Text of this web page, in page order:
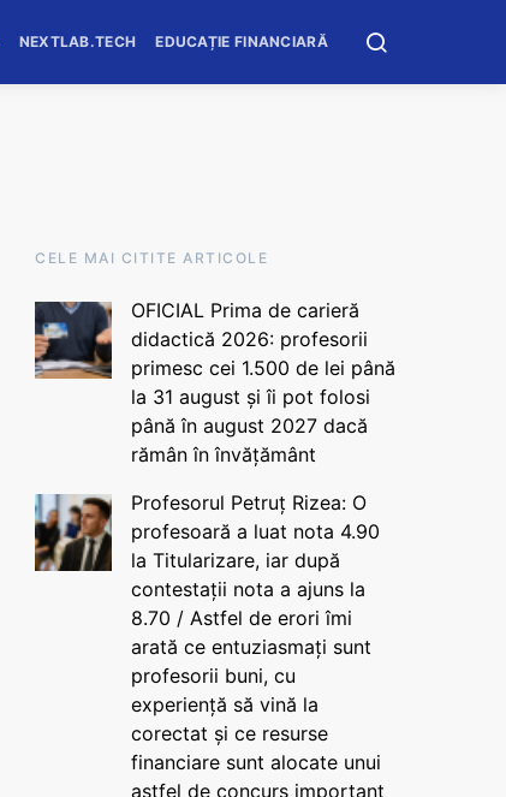
NEXTLAB.TECH EDUCAȚIE FINANCIARĂ
CELE MAI CITITE ARTICOLE
OFICIAL Prima de carieră
didactică 2026: profesorii
primesc cei 1.500 de lei până
la 31 august și îi pot folosi
până în august 2027 dacă
rămân în învățământ
Profesorul Petruț Rizea: O
profesoară a luat nota 4.90
la Titularizare, iar după
contestații nota a ajuns la
8.70 / Astfel de erori îmi
arată ce entuziasmați sunt
profesorii buni, cu
experiență să vină la
corectat și ce resurse
financiare sunt alocate unui
astfel de concurs important